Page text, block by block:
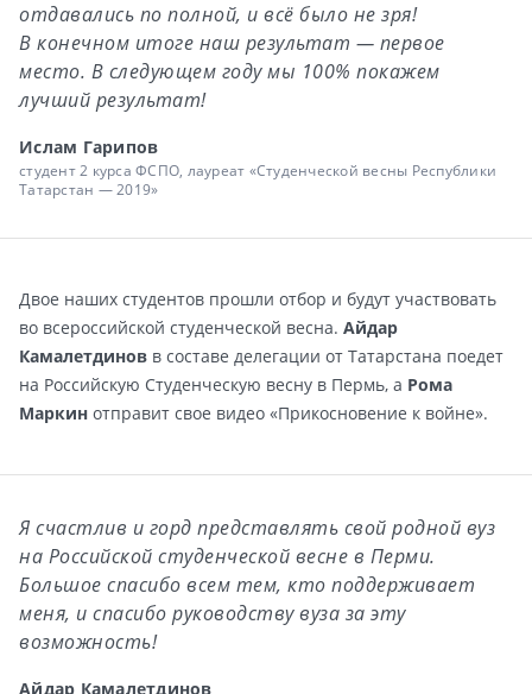
отдавались по полной, и всё было не зря!
В конечном итоге наш результат — первое
место. В следующем году мы 100% покажем
лучший результат!
Ислам Гарипов
студент 2 курса ФСПО, лауреат «Студенческой весны Республики
Татарстан — 2019»
Двое наших студентов прошли отбор и будут участвовать
во всероссийской студенческой весна. Айдар
Камалетдинов в составе делегации от Татарстана поедет
на Российскую Студенческую весну в Пермь, а Рома
Маркин отправит свое видео «Прикосновение к войне».
Я счастлив и горд представлять свой родной вуз
на Российской студенческой весне в Перми.
Большое спасибо всем тем, кто поддерживает
меня, и спасибо руководству вуза за эту
возможность!
Айдар Камалетдинов